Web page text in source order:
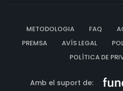
METODOLOGIA FAQ
PREMSA
AVÍS LEGAL
POLÍTICA DE
Amb el suport de: